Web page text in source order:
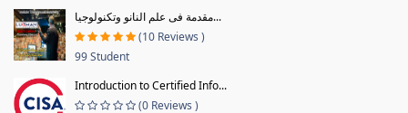
مقدمة فى علم النانو وتكنولوجيا...
(10 Reviews )
99 Student
Introduction to Certified Info...
(0 Reviews )